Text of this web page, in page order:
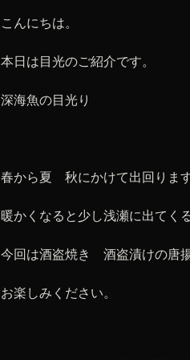
こんにちは。
本日は目光のご紹介です。
深海魚の目光り
春から夏 秋にかけて出回ります
暖かくなると少し浅瀬に出てく
今回は酒盗焼き 酒盗漬けの唐
お楽しみください。